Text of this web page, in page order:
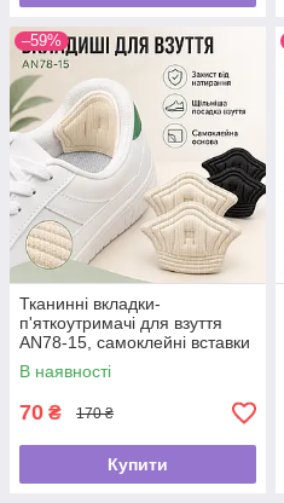
–59%
Тканинні вкладки-
п'яткоутримачі для взуття
AN78-15, самоклейні вставки
від натирання та мозолів, для
зменшення розміру взуття
В наявності
70 ₴ 170 ₴
Купити